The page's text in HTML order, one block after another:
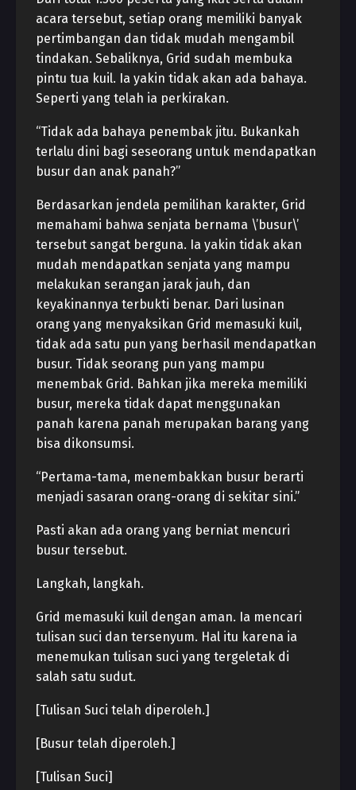
acara tersebut, setiap orang memiliki banyak
pertimbangan dan tidak mudah mengambil
tindakan. Sebaliknya, Grid sudah membuka
pintu tua kuil. Ia yakin tidak akan ada bahaya.
Seperti yang telah ia perkirakan.
“Tidak ada bahaya penembak jitu. Bukankah
terlalu dini bagi seseorang untuk mendapatkan
busur dan anak panah?”
Berdasarkan jendela pemilihan karakter, Grid
memahami bahwa senjata bernama \’busur\’
tersebut sangat berguna. Ia yakin tidak akan
mudah mendapatkan senjata yang mampu
melakukan serangan jarak jauh, dan
keyakinannya terbukti benar. Dari lusinan
orang yang menyaksikan Grid memasuki kuil,
tidak ada satu pun yang berhasil mendapatkan
busur. Tidak seorang pun yang mampu
menembak Grid. Bahkan jika mereka memiliki
busur, mereka tidak dapat menggunakan
panah karena panah merupakan barang yang
bisa dikonsumsi.
“Pertama-tama, menembakkan busur berarti
menjadi sasaran orang-orang di sekitar sini.”
Pasti akan ada orang yang berniat mencuri
busur tersebut.
Langkah, langkah.
Grid memasuki kuil dengan aman. Ia mencari
tulisan suci dan tersenyum. Hal itu karena ia
menemukan tulisan suci yang tergeletak di
salah satu sudut.
[Tulisan Suci telah diperoleh.]
[Busur telah diperoleh.]
[Tulisan Suci]